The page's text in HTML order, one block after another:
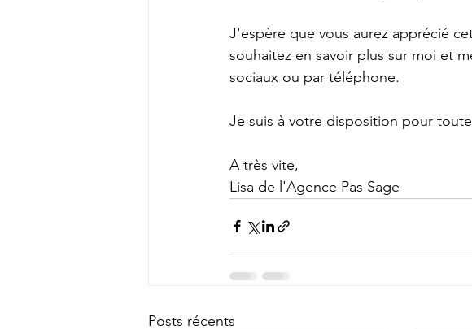
J'espère que vous aurez apprécié
souhaitez en savoir plus sur moi et
sociaux ou par téléphone.
Je suis à votre disposition pour
A très vite,
Lisa de l'Agence Pas Sage
Posts récents